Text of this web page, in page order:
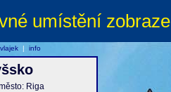
umístění
Riga
| info